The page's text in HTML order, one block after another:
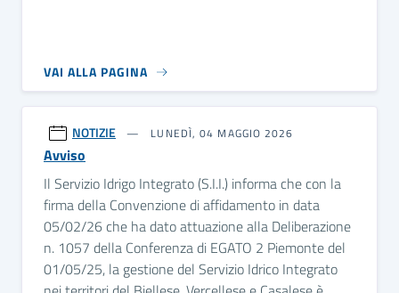
VAI ALLA PAGINA
NOTIZIE LUNEDÌ, 04 MAGGIO 2026
Avviso
Il Servizio Idrigo Integrato (S.I.I.) informa che con la
firma della Convenzione di affidamento in data
05/02/26 che ha dato attuazione alla Deliberazione
n. 1057 della Conferenza di EGATO 2 Piemonte del
01/05/25, la gestione del Servizio Idrico Integrato